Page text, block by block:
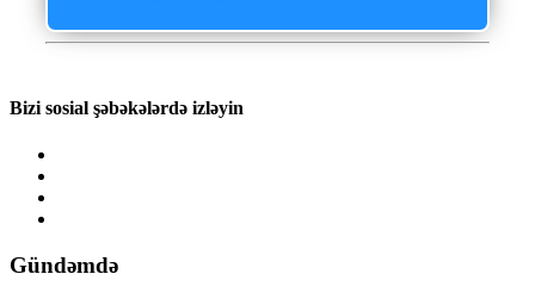
Bizi sosial şəbəkələrdə izləyin
Gündəmdə